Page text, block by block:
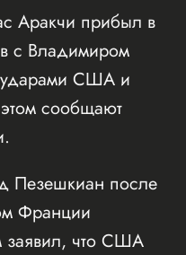
Аракчи прибыл в
с Владимиром
ударами США и
сообщают
Пезешкиан после
Франции
что США